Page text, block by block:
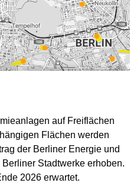
auf Freiflächen
Flächen werden
der Berliner Energie und
Stadtwerke erhoben.
2026 erwartet.